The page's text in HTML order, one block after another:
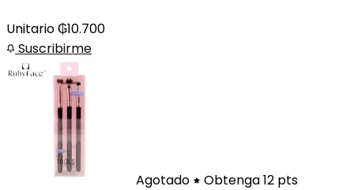
Unitario₲10.700
Suscribirme
Agotado Obtenga 12 pts